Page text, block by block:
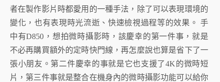
者在製作影片時都愛用的一種手法，除了可以表現環境的
變化，也有表現時光流逝、快速檢視過程等的效果。 手
中有D850，想拍微時攝影時，該慶幸的第一件事，就是
不必再購買額外的定時快門線，再怎麼說也算是省下了一
張小朋友。第二件慶幸的事就是它也支援了4K的微時短
片，第三件事就是整合在機身內的微時攝影功能可以給你